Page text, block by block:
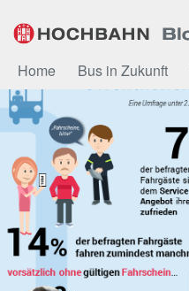
Inhalt
Home Bus in Zukunft